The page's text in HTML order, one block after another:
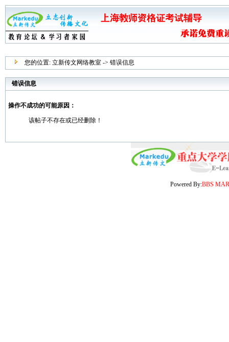
您的位置: 立新传文网络教室 -> 错误信息
错误信息
操作不成功的可能原因：
该帖子不存在或已经删除！
Powered By:BBS